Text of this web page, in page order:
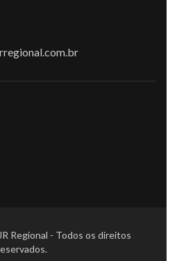
Regional - Todos os direitos